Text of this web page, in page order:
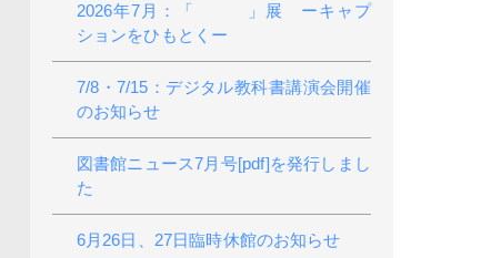
2026年7月：「 」展 ーキャプ
ションをひもとくー
7/8・7/15：デジタル教科書講演会開催
のお知らせ
図書館ニュース7月号[pdf]を発行しまし
た
6月26日、27日臨時休館のお知らせ